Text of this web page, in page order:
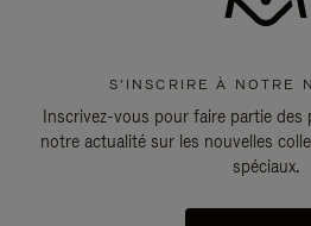
S'INSCRIRE À NOTRE
Inscrivez-vous pour faire partie
notre actualité sur les nouvelles
spéciaux.